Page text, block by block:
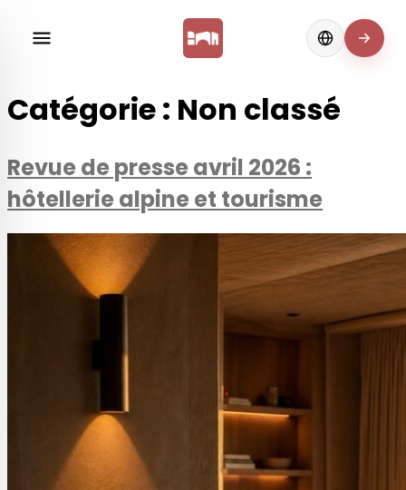
Change
Catégorie : Non classé
Revue de presse avril 2026 :
hôtellerie alpine et tourisme